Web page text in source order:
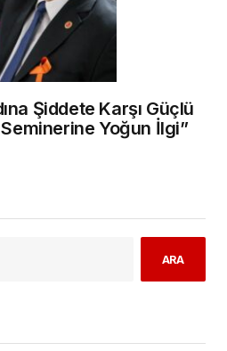
Şiddete Karşı Güçlü
Seminerine Yoğun İlgi”
ARA